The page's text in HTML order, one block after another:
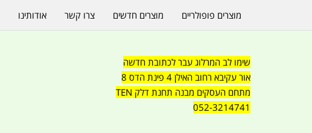
שימו לב המרלוג עבר לכתובת חדשה
אור עקיבא רחוב האילן 4 פינת הדס 8
מתחם העסקים מבנה תחנת דלק TEN
052-3214741
מוצרים פופולריים מוצרים חדשים צרו קשר אודותינו